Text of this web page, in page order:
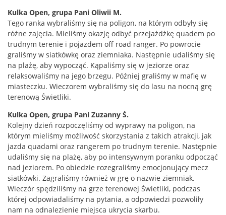
Kulka Open, grupa Pani Oliwii M.
Tego ranka wybraliśmy się na poligon, na którym odbyły się
różne zajęcia. Mieliśmy okazję odbyć przejażdżkę quadem po
trudnym terenie i pojazdem off road ranger. Po powrocie
graliśmy w siatkówkę oraz ziemniaka. Następnie udaliśmy się
na plażę, aby wypocząć. Kąpaliśmy się w jeziorze oraz
relaksowaliśmy na jego brzegu. Później graliśmy w mafię w
miasteczku. Wieczorem wybraliśmy się do lasu na nocną grę
terenową Świetliki.
Kulka Open, grupa Pani Zuzanny Ś.
Kolejny dzień rozpoczęliśmy od wyprawy na poligon, na
którym mieliśmy możliwość skorzystania z takich atrakcji, jak
jazda quadami oraz rangerem po trudnym terenie. Następnie
udaliśmy się na plażę, aby po intensywnym poranku odpocząć
nad jeziorem. Po obiedzie rozegraliśmy emocjonujący mecz
siatkówki. Zagraliśmy również w grę o nazwie ziemniak.
Wieczór spędziliśmy na grze terenowej Świetliki, podczas
której odpowiadaliśmy na pytania, a odpowiedzi pozwoliły
nam na odnalezienie miejsca ukrycia skarbu.